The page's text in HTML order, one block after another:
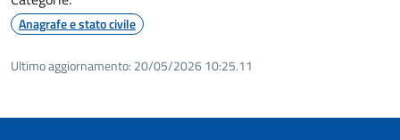
Anagrafe e stato civile
Ultimo aggiornamento: 20/05/2026 10:25.11